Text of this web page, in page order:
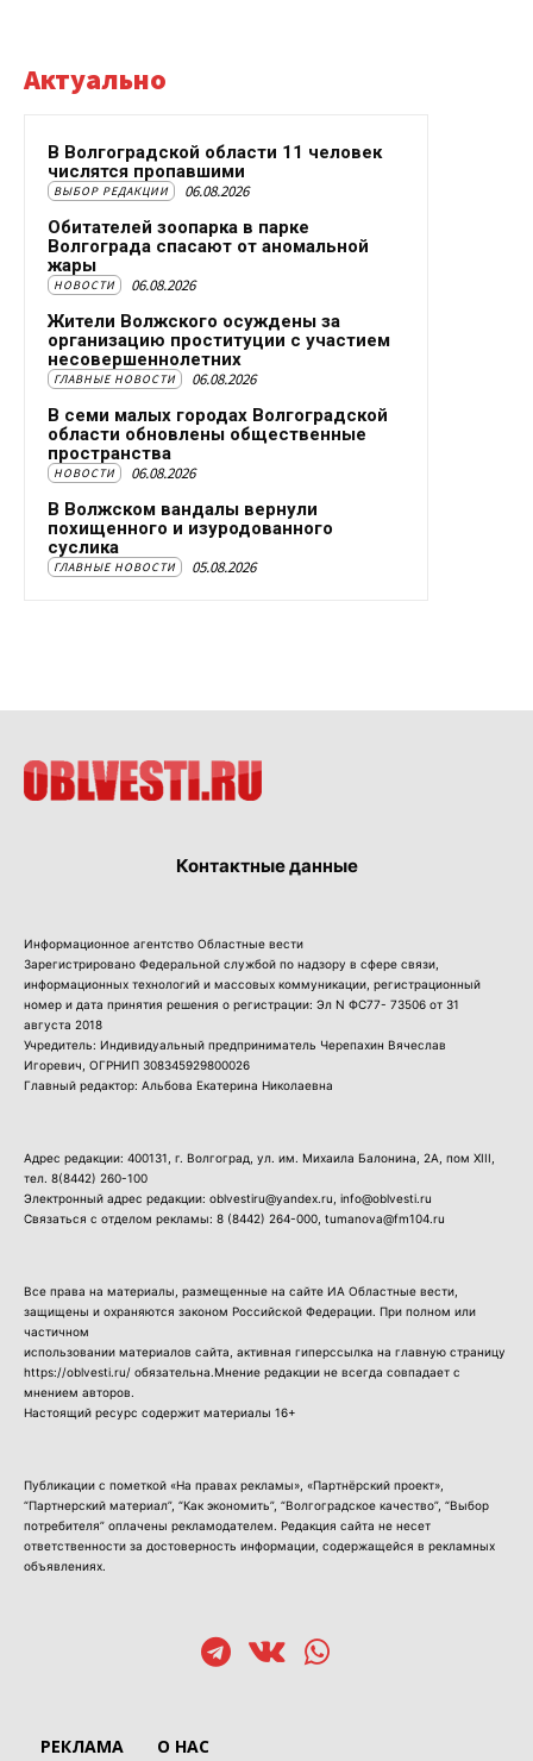
Актуально
В Волгоградской области 11 человек
числятся пропавшими
ВЫБОР РЕДАКЦИИ 06.08.2026
Обитателей зоопарка в парке
Волгограда спасают от аномальной
жары
НОВОСТИ 06.08.2026
Жители Волжского осуждены за
организацию проституции с участием
несовершеннолетних
ГЛАВНЫЕ НОВОСТИ 06.08.2026
В семи малых городах Волгоградской
области обновлены общественные
пространства
НОВОСТИ 06.08.2026
В Волжском вандалы вернули
похищенного и изуродованного
суслика
ГЛАВНЫЕ НОВОСТИ 05.08.2026
Контактные данные
Информационное агентство Областные вести
Зарегистрировано Федеральной службой по надзору в сфере связи,
информационных технологий и массовых коммуникации, регистрационный
номер и дата принятия решения о регистрации: Эл N ФС77- 73506 от 31
августа 2018
Учредитель: Индивидуальный предприниматель Черепахин Вячеслав
Игоревич, ОГРНИП 308345929800026
Главный редактор: Альбова Екатерина Николаевна
Адрес редакции: 400131, г. Волгоград, ул. им. Михаила Балонина, 2А, пом XIII,
тел. 8(8442) 260-100
Электронный адрес редакции: oblvestiru@yandex.ru, info@oblvesti.ru
Связаться с отделом рекламы: 8 (8442) 264-000 , tumanova@fm104.ru
Все права на материалы, размещенные на сайте ИА Областные вести,
защищены и охраняются законом Российской Федерации. При полном или
частичном
использовании материалов сайта, активная гиперссылка на главную страницу
https://oblvesti.ru/ обязательна.Мнение редакции не всегда совпадает с
мнением авторов.
Настоящий ресурс содержит материалы 16+
Публикации с пометкой «На правах рекламы», «Партнёрский проект»,
“Партнерский материал”, “Как экономить”, “Волгоградское качество”, “Выбор
потребителя” оплачены рекламодателем. Редакция сайта не несет
ответственности за достоверность информации, содержащейся в рекламных
объявлениях.
РЕКЛАМА О НАС